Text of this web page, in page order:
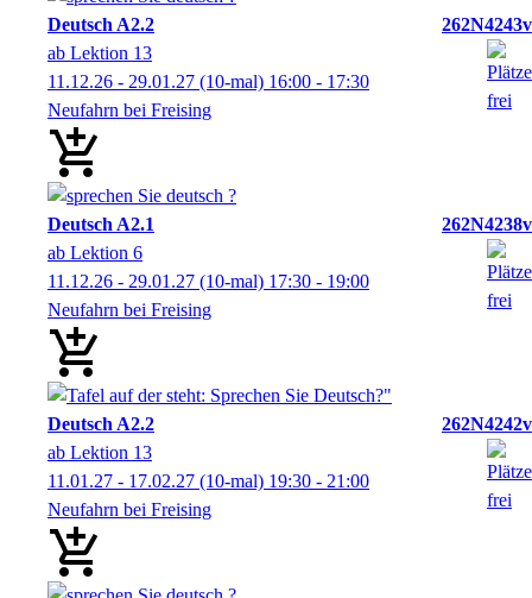
Deutsch A2.2
262N4243v
ab Lektion 13
11.12.26 - 29.01.27 (10-mal) 16:00 - 17:30
Neufahrn bei Freising
Deutsch A2.1
262N4238v
ab Lektion 6
11.12.26 - 29.01.27 (10-mal) 17:30 - 19:00
Neufahrn bei Freising
Deutsch A2.2
262N4242v
ab Lektion 13
11.01.27 - 17.02.27 (10-mal) 19:30 - 21:00
Neufahrn bei Freising